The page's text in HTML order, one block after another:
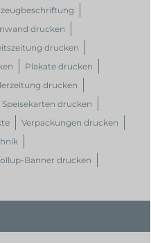
drucken
drucken
Plakate drucken
drucken
Speisekarten drucken
Verpackungen drucken
Banner drucken